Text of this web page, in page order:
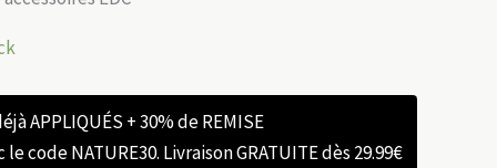
APPLIQUÉS + 30% de REMISE
le code NATURE30. Livraison GRATUITE dès 29.99€